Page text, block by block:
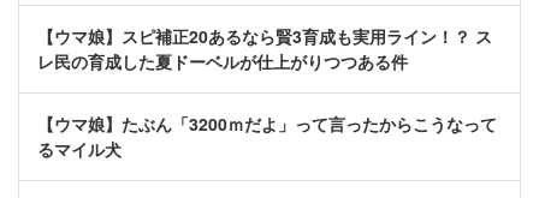
【ウマ娘】スピ補正20あるなら賢3育成も実用ライン！？ ス
レ民の育成した夏ドーベルが仕上がりつつある件
【ウマ娘】たぶん「3200ｍだよ」って言ったからこうなって
るマイル犬